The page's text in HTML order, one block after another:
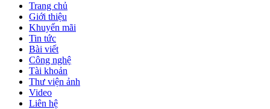
Trang chủ
Giới thiệu
Khuyến mãi
Tin tức
Bài viết
Công nghệ
Tài khoản
Thư viện ảnh
Video
Liên hệ